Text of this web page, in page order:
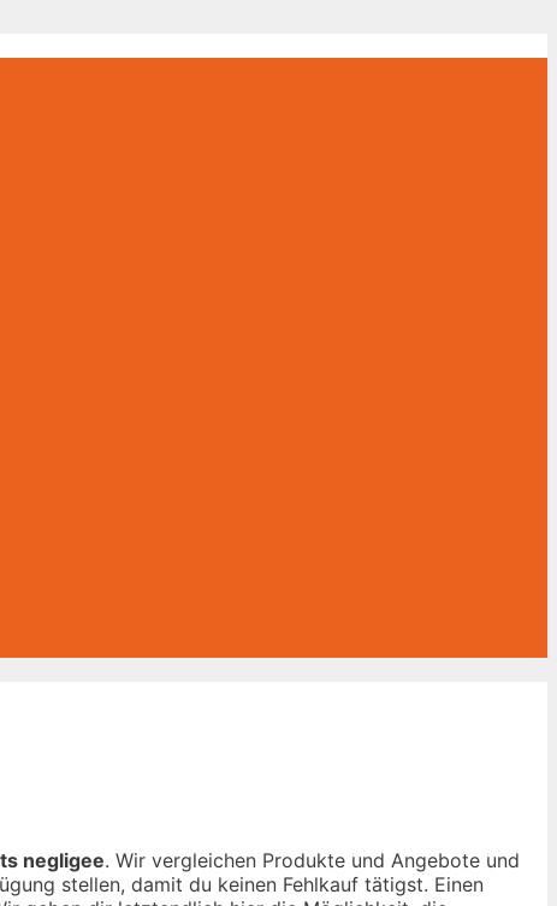
negligee. Wir vergleichen Produkte und Angebote und
stellen, damit du keinen Fehlkauf tätigst. Einen